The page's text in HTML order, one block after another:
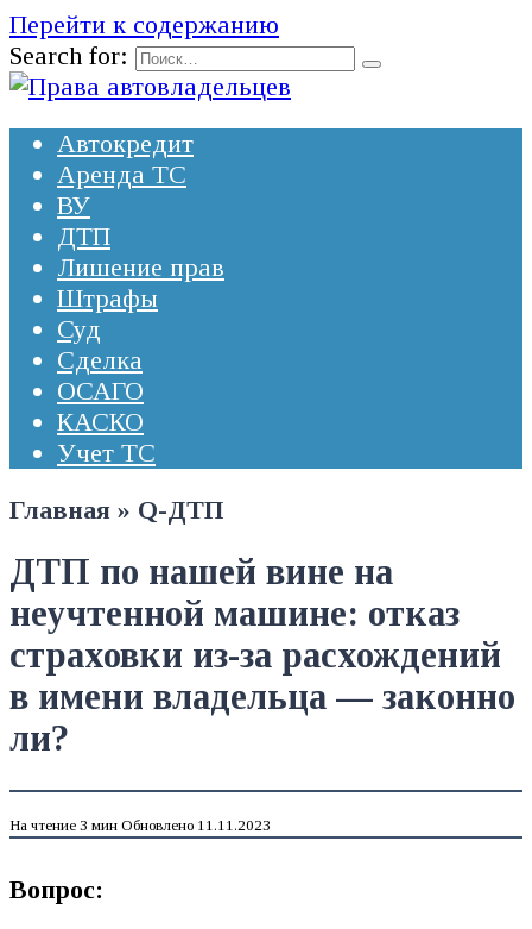
Перейти к содержанию
Search for:
Автокредит
Аренда ТС
ВУ
ДТП
Лишение прав
Штрафы
Суд
Сделка
ОСАГО
КАСКО
Учет ТС
Главная » Q-ДТП
ДТП по нашей вине на
неучтенной машине: отказ
страховки из-за расхождений
в имени владельца — законно
ли?
На чтение 3 мин Обновлено 11.11.2023
Вопрос: